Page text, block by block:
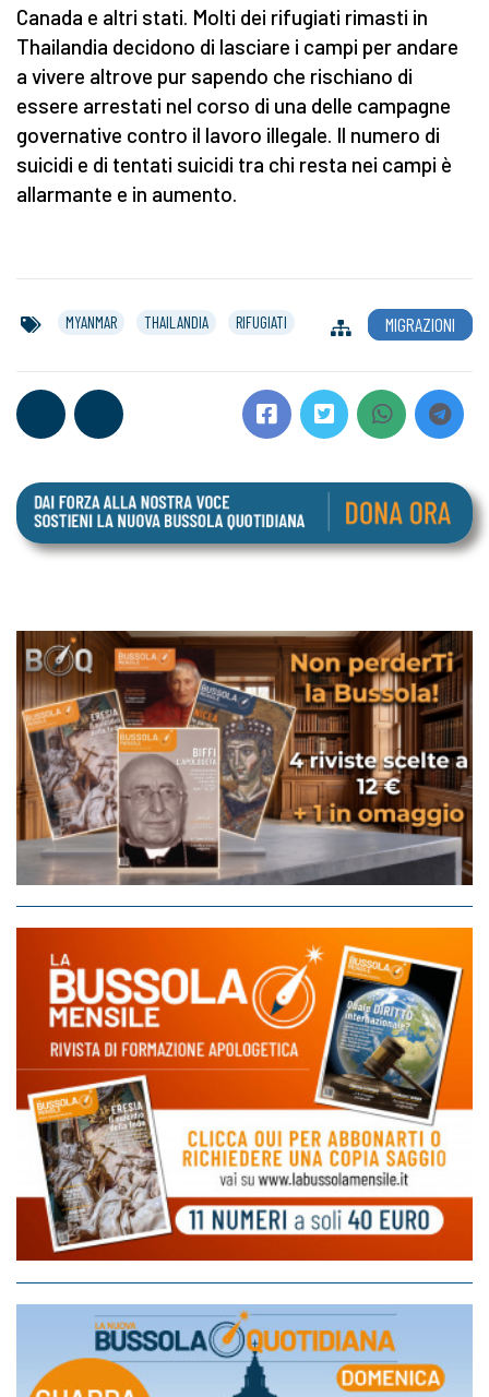
Canada e altri stati. Molti dei rifugiati rimasti in
Thailandia decidono di lasciare i campi per andare
a vivere altrove pur sapendo che rischiano di
essere arrestati nel corso di una delle campagne
governative contro il lavoro illegale. Il numero di
suicidi e di tentati suicidi tra chi resta nei campi è
allarmante e in aumento.
MYANMAR THAILANDIA RIFUGIATI MIGRAZIONI